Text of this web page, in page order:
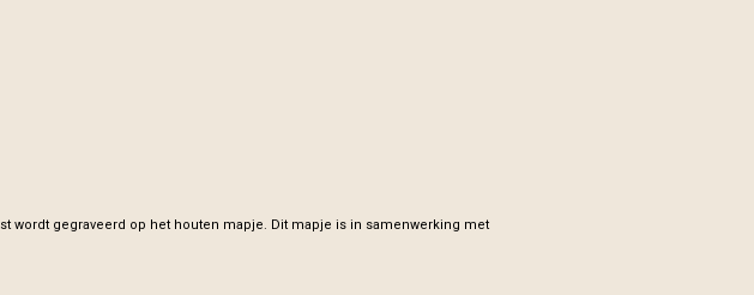
wordt gegraveerd op het houten mapje. Dit mapje is in samenwerking met